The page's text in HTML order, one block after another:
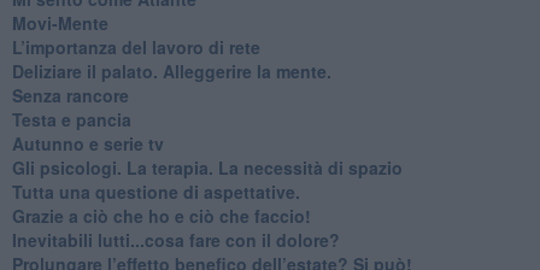
​Movi-Mente
​L’importanza del lavoro di rete
​Deliziare il palato. Alleggerire la mente.
​Senza rancore
​Testa e pancia
​Autunno e serie tv
​Gli psicologi. La terapia. La necessità di spazio
​Tutta una questione di aspettative.
​Grazie a ciò che ho e ciò che faccio!
​Inevitabili lutti...cosa fare con il dolore?
Prolungare l’effetto benefico dell’estate? Si può!